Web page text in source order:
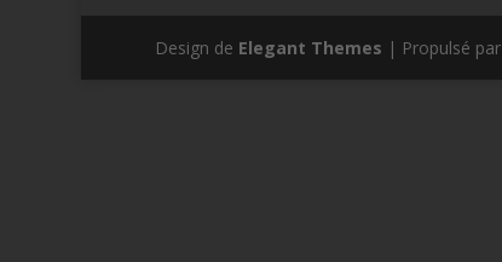
Design de Elegant Themes | Propulsé par